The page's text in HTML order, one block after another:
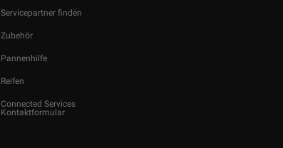
Servicepartner finden
Zubehör
Pannenhilfe
Reifen
Connected Services
Kontaktformular